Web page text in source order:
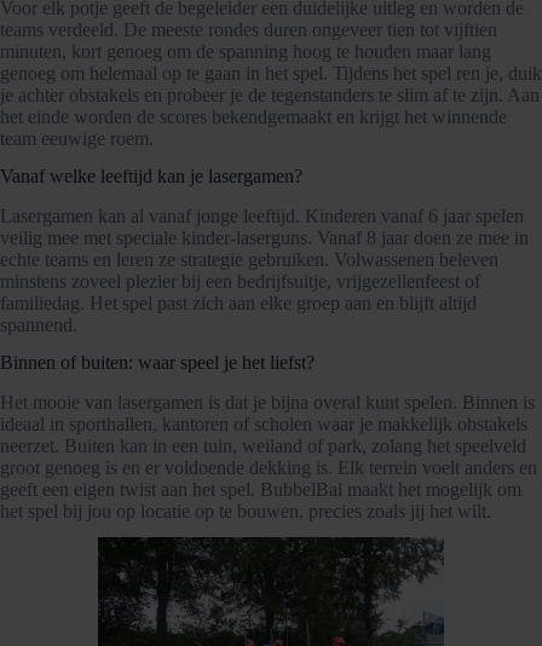
Voor elk potje geeft de begeleider een duidelijke uitleg en worden de
teams verdeeld. De meeste rondes duren ongeveer tien tot vijftien
minuten, kort genoeg om de spanning hoog te houden maar lang
genoeg om helemaal op te gaan in het spel. Tijdens het spel ren je, duik
je achter obstakels en probeer je de tegenstanders te slim af te zijn. Aan
het einde worden de scores bekendgemaakt en krijgt het winnende
team eeuwige roem.
Vanaf welke leeftijd kan je lasergamen?
Lasergamen kan al vanaf jonge leeftijd. Kinderen vanaf 6 jaar spelen
veilig mee met speciale kinder-laserguns. Vanaf 8 jaar doen ze mee in
echte teams en leren ze strategie gebruiken. Volwassenen beleven
minstens zoveel plezier bij een bedrijfsuitje, vrijgezellenfeest of
familiedag. Het spel past zich aan elke groep aan en blijft altijd
spannend.
Binnen of buiten: waar speel je het liefst?
Het mooie van lasergamen is dat je bijna overal kunt spelen. Binnen is
ideaal in sporthallen, kantoren of scholen waar je makkelijk obstakels
neerzet. Buiten kan in een tuin, weiland of park, zolang het speelveld
groot genoeg is en er voldoende dekking is. Elk terrein voelt anders en
geeft een eigen twist aan het spel. BubbelBal maakt het mogelijk om
het spel bij jou op locatie op te bouwen, precies zoals jij het wilt.